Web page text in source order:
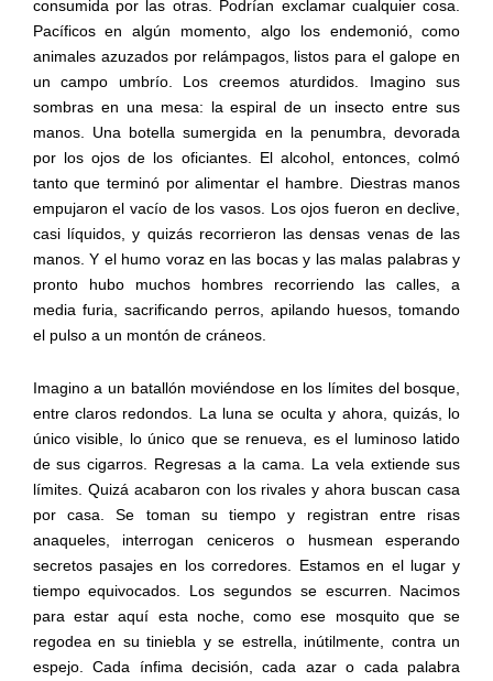
consumida por las otras. Podrían exclamar cualquier cosa.
Pacíficos en algún momento, algo los endemonió, como
animales azuzados por relámpagos, listos para el galope en
un campo umbrío. Los creemos aturdidos. Imagino sus
sombras en una mesa: la espiral de un insecto entre sus
manos. Una botella sumergida en la penumbra, devorada
por los ojos de los oficiantes. El alcohol, entonces, colmó
tanto que terminó por alimentar el hambre. Diestras manos
empujaron el vacío de los vasos. Los ojos fueron en declive,
casi líquidos, y quizás recorrieron las densas venas de las
manos. Y el humo voraz en las bocas y las malas palabras y
pronto hubo muchos hombres recorriendo las calles, a
media furia, sacrificando perros, apilando huesos, tomando
el pulso a un montón de cráneos.
Imagino a un batallón moviéndose en los límites del bosque,
entre claros redondos. La luna se oculta y ahora, quizás, lo
único visible, lo único que se renueva, es el luminoso latido
de sus cigarros. Regresas a la cama. La vela extiende sus
límites. Quizá acabaron con los rivales y ahora buscan casa
por casa. Se toman su tiempo y registran entre risas
anaqueles, interrogan ceniceros o husmean esperando
secretos pasajes en los corredores. Estamos en el lugar y
tiempo equivocados. Los segundos se escurren. Nacimos
para estar aquí esta noche, como ese mosquito que se
regodea en su tiniebla y se estrella, inútilmente, contra un
espejo. Cada ínfima decisión, cada azar o cada palabra